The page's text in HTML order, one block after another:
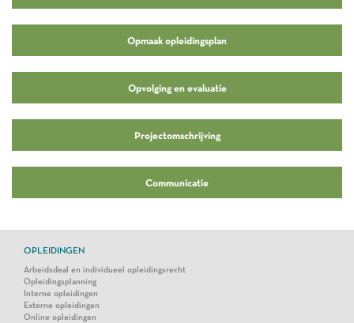
Opmaak opleidingsplan
Opvolging en evaluatie
Projectomschrijving
Communicatie
OPLEIDINGEN
Arbeidsdeal en individueel opleidingsrecht
Opleidingsplanning
Interne opleidingen
Externe opleidingen
Online opleidingen